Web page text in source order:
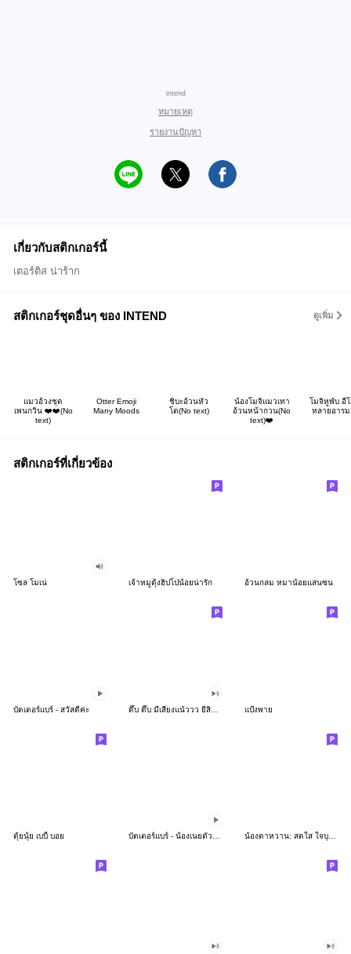
intend
หมายเหตุ
รายงานปัญหา
เกี่ยวกับสติกเกอร์นี้
เตอร์ติส น่าร้าก
สติกเกอร์ชุดอื่นๆ ของ INTEND ดูเพิ่ม
แมวอ้วงชุด
เพนกวิน ❤️❤️(No
text)
Otter Emoji
Many Moods
ชิบะอ้วนหัว
โต(No text)
น้องโมจิแมวเทา
อ้วนหน้ากวน(No
text)❤️
โมจิหูพับ อี
หลายอาร
สติกเกอร์ที่เกี่ยวข้อง
โซล โมเน่ เจ้าหมูดุ้งฮิปโปน้อยน่ารัก อ้วนกลม หมาน้อยแสนซน
บัตเตอร์แบร์ - สวัสดีค่ะ แป้งพาย
ตุ้ยนุ้ย เบบี้ บอย น้องตาหวาน: สดใส ใจบุญ (สีพาสเทล)